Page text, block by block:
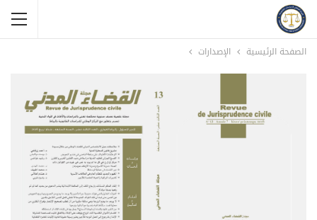
الصفحة الرئيسية الإصدارات